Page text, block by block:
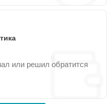
или решил обратится